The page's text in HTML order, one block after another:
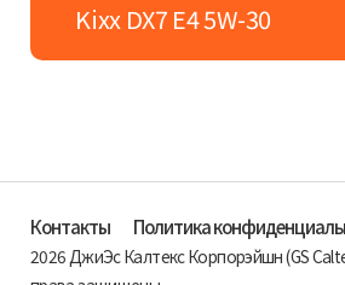
Kixx DX7 E4 5W-30
Контакты Политика
2026 ДжиЭс Калтекс Корпорэйшн (GS